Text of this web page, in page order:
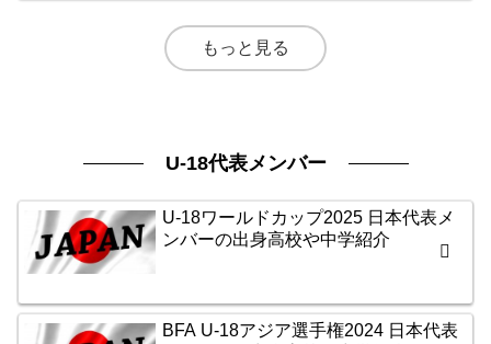
もっと見る
U-18代表メンバー
U-18ワールドカップ2025 日本代表メ
ンバーの出身高校や中学紹介
BFA U-18アジア選手権2024 日本代表